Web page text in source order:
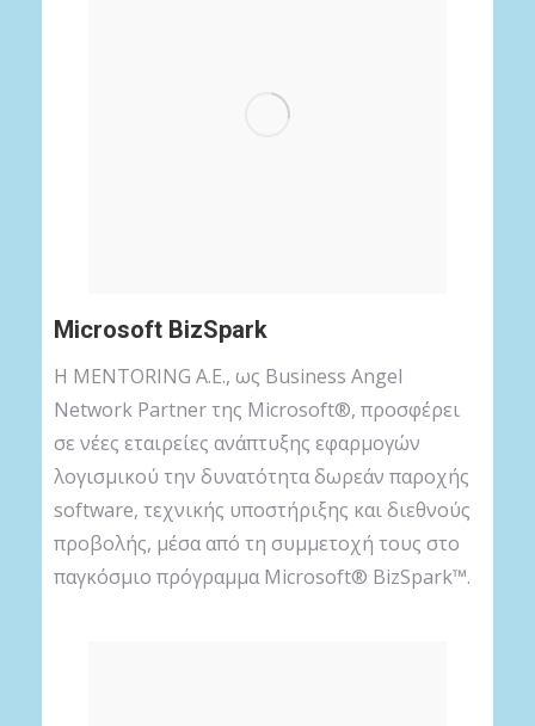
Microsoft BizSpark
Η MENTORING A.E., ως Business Angel
Network Partner της Microsoft®, προσφέρει
σε νέες εταιρείες ανάπτυξης εφαρμογών
λογισμικού την δυνατότητα δωρεάν παροχής
software, τεχνικής υποστήριξης και διεθνούς
προβολής, μέσα από τη συμμετοχή τους στο
παγκόσμιο πρόγραμμα Microsoft® BizSpark™.